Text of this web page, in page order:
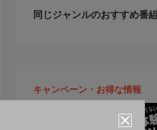
同じジャンルのおすすめ番組
キャンペーン・お得な情報